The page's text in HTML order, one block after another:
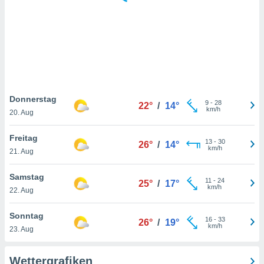
nicht
von
und
auf
klicken.
Donnerstag
20. Aug
22° / 14° 9- 28
km/h
Freitag
21. Aug
26° / 14° 13- 30
km/h
Samstag
22. Aug
25° / 17° 11 - 24
km/h
Sonntag
23. Aug
26° / 19° 16- 33
km/h
Wettergrafiken